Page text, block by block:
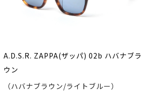
A.D.S.R. ZAPPA(ザッパ) 02b ハバナブラ
ウン
（ハバナブラウン/ライトブルー）